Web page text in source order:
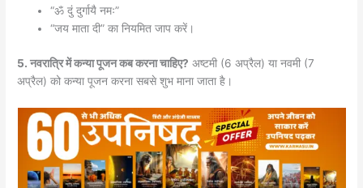
“ॐ दुं दुर्गायै नमः”
“जय माता दी” का नियमित जाप करें।
5. नवरात्रि में कन्या पूजन कब करना चाहिए? अष्टमी (6 अप्रैल) या नवमी (7
अप्रैल) को कन्या पूजन करना सबसे शुभ माना जाता है।